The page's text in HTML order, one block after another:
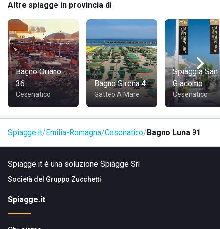
Altre spiagge in provincia di
Bagno Oriano
36
Cesenatico
Bagno Sirena 4
Gatteo A Mare
Spiaggia San
Giacomo
Cesenatico
Spiagge.it Emilia-Romagna Cesenatico Bagno Luna 91
Spiagge.it è una soluzione Spiagge Srl
Società del Gruppo Zucchetti
Spiagge.it